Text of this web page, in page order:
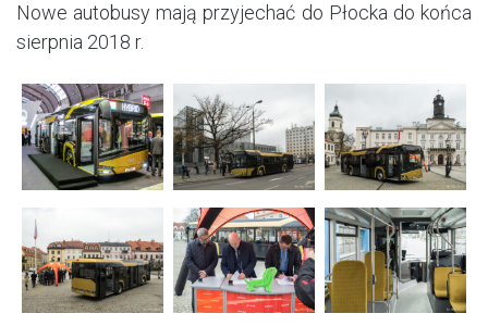
Nowe autobusy mają przyjechać do Płocka do końca
sierpnia 2018 r.